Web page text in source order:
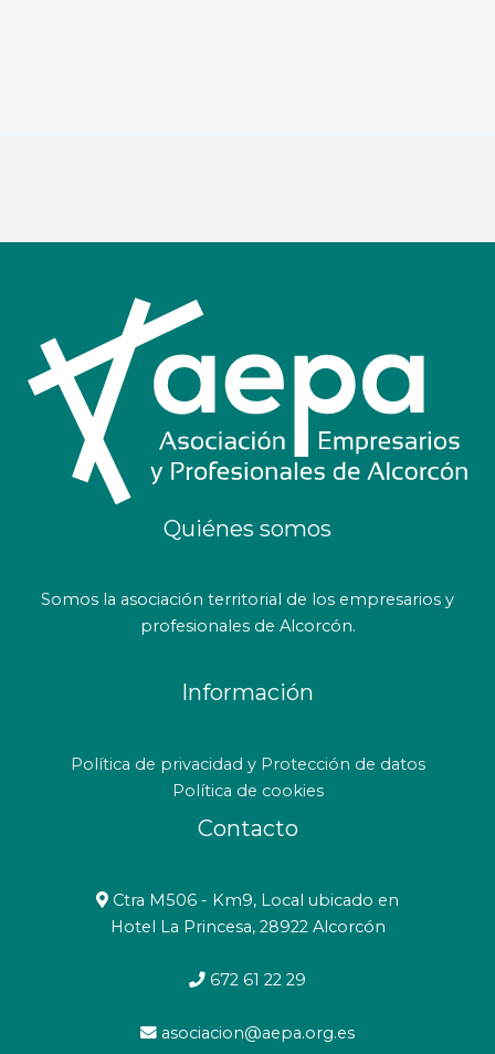
Quiénes somos
Somos la asociación territorial de los empresarios y
profesionales de Alcorcón.
Información
Política de privacidad y Protección de datos
Política de cookies
Contacto
Ctra M506 - Km9, Local ubicado en
Hotel La Princesa, 28922 Alcorcón
672 61 22 29
asociacion@aepa.org.es